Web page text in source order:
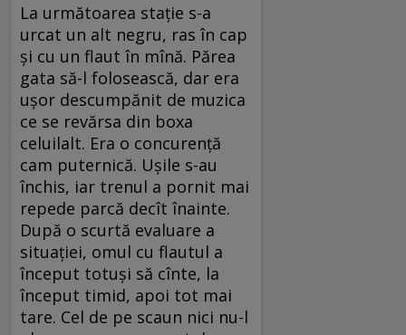
La următoarea stație s-a
urcat un alt negru, ras în cap
și cu un flaut în mînă. Părea
gata să-l folosească, dar era
ușor descumpănit de muzica
ce se revărsa din boxa
celuilalt. Era o concurență
cam puternică. Ușile s-au
închis, iar trenul a pornit mai
repede parcă decît înainte.
După o scurtă evaluare a
situației, omul cu flautul a
început totuși să cînte, la
început timid, apoi tot mai
tare. Cel de pe scaun nici nu-l